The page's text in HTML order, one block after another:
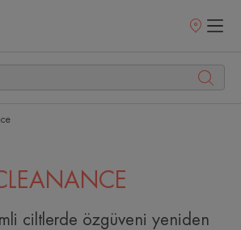
Satış
ciltlerde özgüveni yeniden